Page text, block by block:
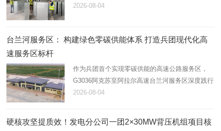
线，一室两站三厂（二期）、老塔水处职工文化中
2026-08-04
台兰河服务区： 构建绿色零碳供能体系 打造兵团现代化高
速服务区标杆
作为兵团首个实现零碳供能的高速公路服务区，
G3036阿克苏至阿拉尔高速台兰河服务区深度践行
绿色交通发展理念，以清洁能源赋能智慧运营，以
2026-08-04
硬核攻坚提质效！发电分公司一团2×30MW背压机组项目核